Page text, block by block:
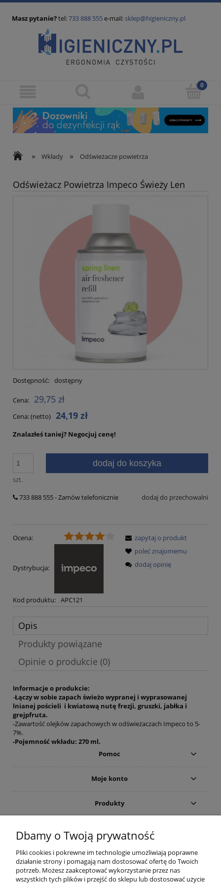
Masz pytanie?tel:733 888 555e-mail:sklep@higieniczny.pl
» Wkłady » Odświeżacze powietrza
Odświeżacz Powietrza Impeco Świeży Len
Dostępność: dostępny
Cena: 29,75 zł
Cena: (netto) 24,19 zł
Znalazłeś taniej? Negocjuj cenę!
szt.
dodaj do koszyka
733 888 555 - Zamów telefonicznie dodaj do przechowalni
Ocena:
Dystrybucja:
Kod produktu: APC121
zapytaj o produkt
poleć znajomemu
dodaj opinię
Opis
Produkty powiązane
Opinie o produkcie (0)
Informacje o produkcie:
-Łączy w sobie zapach świeżo wypranej i wyprasowanej
lnianej pościeli i kwiatową nutę frezji, gruszki, jabłka i
grejpfruta.
-Zawartość olejków zapachowych w odświeżaczach Impeco to 5-
7%.
-Pojemność wkładu: 270 ml.
Pomoc
Moje konto
Produkty
O firmie
Dbamy o Twoją prywatność
Pliki cookies i pokrewne im technologie umożliwiają poprawne
działanie strony i pomagają nam dostosować ofertę do Twoich
potrzeb. Możesz zaakceptować wykorzystanie przez nas
wszystkich tych plików i przejść do sklepu lub dostosować użycie